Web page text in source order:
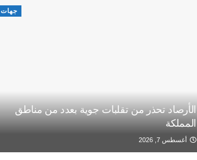
جهات
الأرصاد تحذر من تقلبات جوية بعدد من مناطق
المملكة
أغسطس 7, 2026